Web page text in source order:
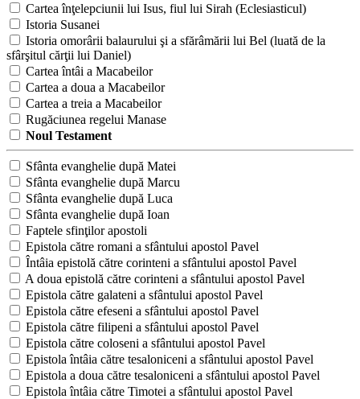
Cartea înţelepciunii lui Isus, fiul lui Sirah (Eclesiasticul)
Istoria Susanei
Istoria omorârii balaurului şi a sfărâmării lui Bel (luată de la
sfârşitul cărţii lui Daniel)
Cartea întâi a Macabeilor
Cartea a doua a Macabeilor
Cartea a treia a Macabeilor
Rugăciunea regelui Manase
Noul Testament
Sfânta evanghelie după Matei
Sfânta evanghelie după Marcu
Sfânta evanghelie după Luca
Sfânta evanghelie după Ioan
Faptele sfinţilor apostoli
Epistola către romani a sfântului apostol Pavel
Întâia epistolă către corinteni a sfântului apostol Pavel
A doua epistolă către corinteni a sfântului apostol Pavel
Epistola către galateni a sfântului apostol Pavel
Epistola către efeseni a sfântului apostol Pavel
Epistola către filipeni a sfântului apostol Pavel
Epistola către coloseni a sfântului apostol Pavel
Epistola întâia către tesaloniceni a sfântului apostol Pavel
Epistola a doua către tesaloniceni a sfântului apostol Pavel
Epistola întâia către Timotei a sfântului apostol Pavel